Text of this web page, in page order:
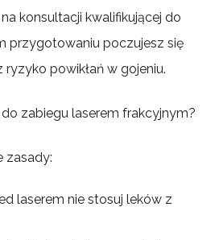
konsultacji kwalifikującej do
przygotowaniu poczujesz się
powikłań w gojeniu.
zabiegu laserem frakcyjnym?
zasady:
laserem nie stosuj leków z